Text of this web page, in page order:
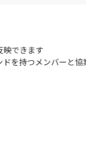
映できます
を持つメンバーと